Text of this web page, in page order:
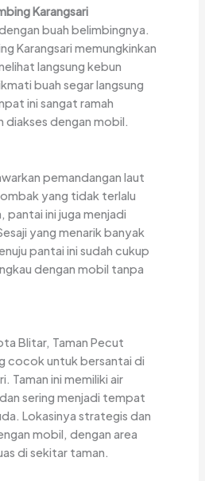
Karangsari
buah belimbingnya.
Karangsari memungkinkan
langsung kebun
buah segar langsung
ini sangat ramah
diakses dengan mobil.
pemandangan laut
yang tidak terlalu
pantai ini juga menjadi
yang menarik banyak
pantai ini sudah cukup
dengan mobil tanpa
Blitar, Taman Pecut
cocok untuk bersantai di
Taman ini memiliki air
sering menjadi tempat
Lokasinya strategis dan
mobil, dengan area
di sekitar taman.